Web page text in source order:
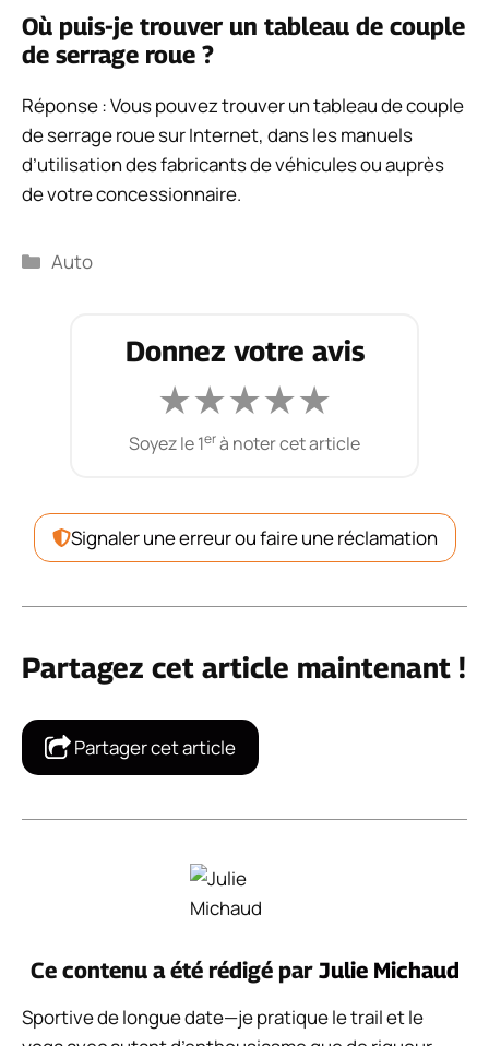
Où puis-je trouver un tableau de couple
de serrage roue ?
Réponse : Vous pouvez trouver un tableau de couple
de serrage roue sur Internet, dans les manuels
d’utilisation des fabricants de véhicules ou auprès
de votre concessionnaire.
Catégories
Auto
Donnez votre avis
★★★★★
Soyez le 1erà noter cet article
Signaler une erreur ou faire une réclamation
Partagez cet article maintenant !
Partager cet article
Ce contenu a été rédigé par Julie Michaud
Sportive de longue date—je pratique le trail et le